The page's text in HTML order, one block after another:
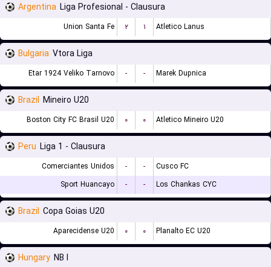
Argentina Liga Profesional - Clausura
Union Santa Fe ۲ ۱ Atletico Lanus
Bulgaria Vtora Liga
Etar 1924 Veliko Tarnovo - - Marek Dupnica
Brazil Mineiro U20
Boston City FC Brasil U20 ۰ ۰ Atletico Mineiro U20
Peru Liga 1 - Clausura
Comerciantes Unidos - -
Cusco FC
Sport Huancayo
- - Los Chankas CYC
Brazil Copa Goias U20
Aparecidense U20 ۰ ۰ Planalto EC U20
Hungary NB I